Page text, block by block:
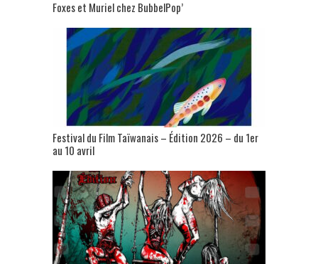
Foxes et Muriel chez BubbelPop’
Festival du Film Taïwanais – Édition 2026 – du 1er
au 10 avril